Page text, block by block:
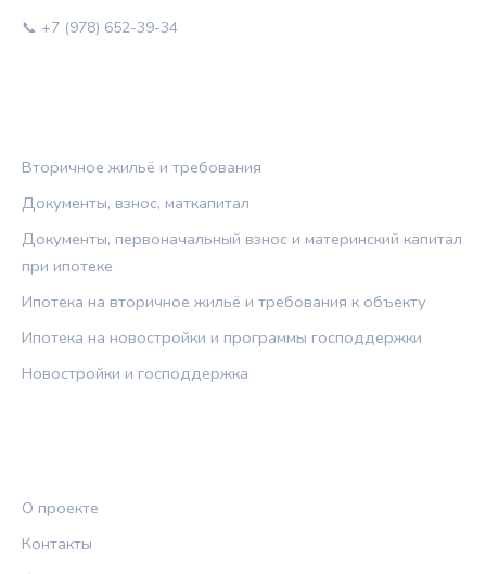
📞 +7 (978) 652-39-34
Вторичное жильё и требования
Документы, взнос, маткапитал
Документы, первоначальный взнос и материнский капитал
при ипотеке
Ипотека на вторичное жильё и требования к объекту
Ипотека на новостройки и программы господдержки
Новостройки и господдержка
О проекте
Контакты